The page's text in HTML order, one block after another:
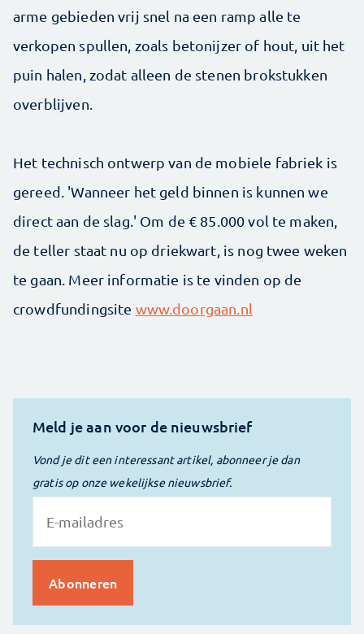
arme gebieden vrij snel na een ramp alle te
verkopen spullen, zoals betonijzer of hout, uit het
puin halen, zodat alleen de stenen brokstukken
overblijven.
Het technisch ontwerp van de mobiele fabriek is
gereed. 'Wanneer het geld binnen is kunnen we
direct aan de slag.' Om de € 85.000 vol te maken,
de teller staat nu op driekwart, is nog twee weken
te gaan. Meer informatie is te vinden op de
crowdfundingsite www.doorgaan.nl
Meld je aan voor de nieuwsbrief
Vond je dit een interessant artikel, abonneer je dan
gratis op onze wekelijkse nieuwsbrief.